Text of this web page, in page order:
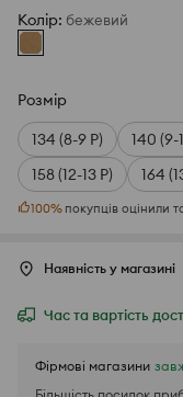
Колір: бежевий
Розмір
134 (8-9 Р) 140 (9-
158 (12-13 Р)
164
100% покупців оцінили
Наявність у магазині
Час та вартість
Фірмові магазини